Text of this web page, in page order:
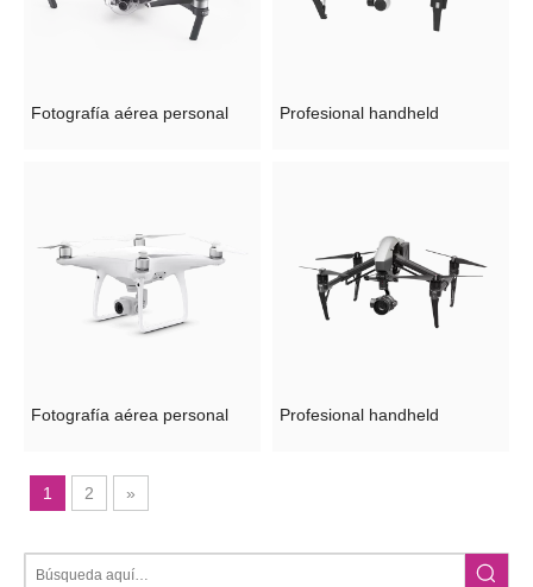
Fotografía aérea personal Profesional handheld
Fotografía aérea personal Profesional handheld
1 2 »